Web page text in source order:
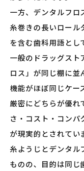
一方、デンタルフロ
糸巻きの長いロール
を含む歯科用語とし
一般のドラッグスト
ロス」が同じ棚に並
機能がほぼ同じケー
厳密にどちらが優れ
さ・コスト・コンパ
が現実的とされてい
糸ようじとデンタル
ものの、目的は同じ